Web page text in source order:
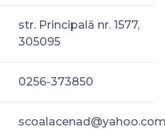
str. Principală nr. 1577,
305095
0256-373850